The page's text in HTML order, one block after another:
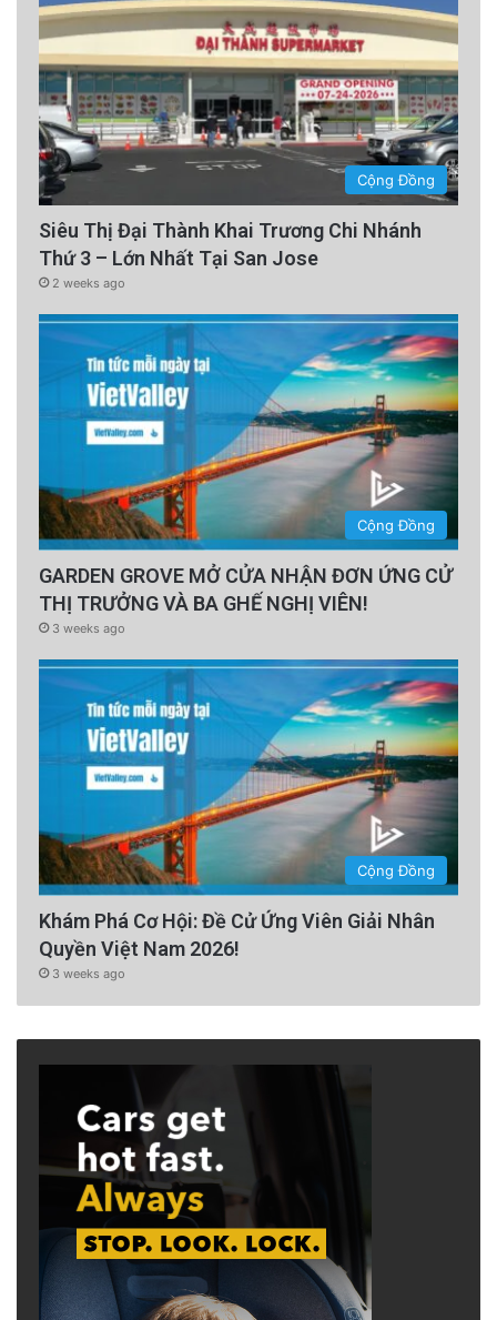
Cộng Đồng
Siêu Thị Đại Thành Khai Trương Chi Nhánh
Thứ 3 – Lớn Nhất Tại San Jose
2 weeks ago
Cộng Đồng
GARDEN GROVE MỞ CỬA NHẬN ĐƠN ỨNG CỬ
THỊ TRƯỞNG VÀ BA GHẾ NGHỊ VIÊN!
3 weeks ago
Cộng Đồng
Khám Phá Cơ Hội: Đề Cử Ứng Viên Giải Nhân
Quyền Việt Nam 2026!
3 weeks ago